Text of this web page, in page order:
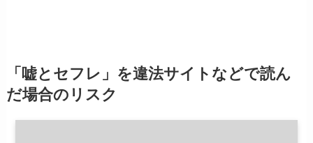
「嘘とセフレ」を違法サイトなどで読ん
だ場合のリスク